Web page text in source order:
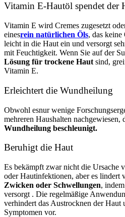
Vitamin E-Hautöl spendet der
Vitamin E wird Cremes zugesetzt
einesrein natürlichen Öls, das
leicht in die Haut ein und versorgt
mit Feuchtigkeit. Wenn Sie auf der
Lösung für trockene Haut sind,
Vitamin E.
Erleichtert die Wundheilung
Obwohl esnur wenige
mehreren Haushalten nachgewiesen,
Wundheilung beschleunigt.
Beruhigt die Haut
Es bekämpft zwar nicht die Ursache
oder Hautinfektionen, aber es lindert
Zwicken oder Schwellungen,
versorgt . Die regelmäßige
verhindert das Austrocknen der Haut
Symptomen vor.